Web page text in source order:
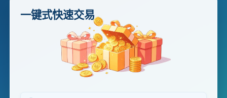
一键式快速交易